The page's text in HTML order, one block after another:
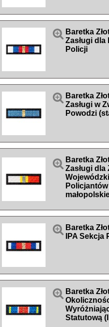
 Baretka
Zasługi
Policji
 Baretka
Zasługi w
Powodzi
 Baretka
Zasługi dla
 Baretka
IPA Sekcja
 Baretka
Statutową